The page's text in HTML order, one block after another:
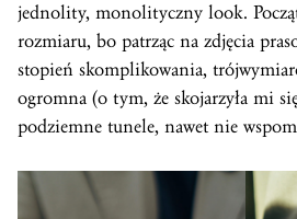
jednolity, monolityczny look.
rozmiaru, bo patrząc na zdjęcia
stopień skomplikowania,
ogromna (o tym, że skojarzyła mi
podziemne tunele, nawet nie